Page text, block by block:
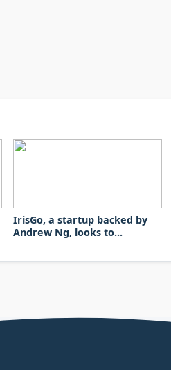
IrisGo, a startup backed by
Andrew Ng, looks to...